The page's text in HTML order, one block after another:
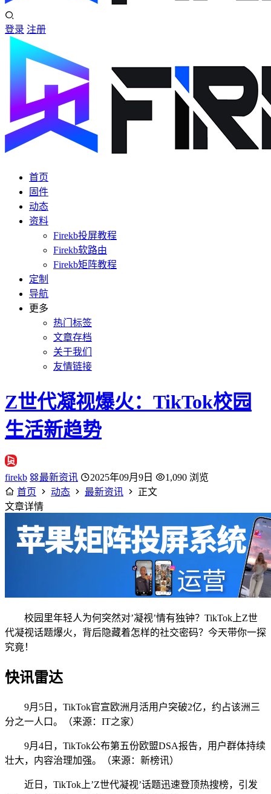
登录 注册
首页
固件
动态
资料
Firekb投屏教程
Firekb软路由
Firekb矩阵教程
定制
导航
更多
热门标签
文章存档
关于我们
友情链接
Z世代凝视爆火：TikTok校园
生活新趋势
firekb 最新资讯 2025年09月9日
1,090 浏览
首页
动态 最新资讯
正文
文章详情
校园里年轻人为何突然对’凝视’情有独钟？TikTok上Z世
代凝视话题爆火，背后隐藏着怎样的社交密码？今天带你一探
究竟！
快讯雷达
9月5日，TikTok官宣欧洲月活用户突破2亿，约占该洲三
分之一人口。（来源：IT之家）
9月4日，TikTok公布第五份欧盟DSA报告，用户群体持续
壮大，内容治理加强。（来源：新榜讯）
近日，TikTok上’Z世代凝视’话题迅速登顶热搜榜，引发